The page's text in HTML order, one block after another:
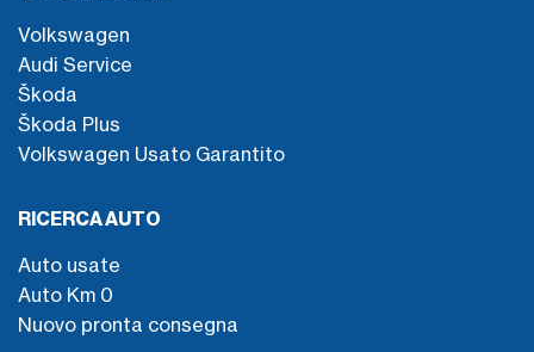
Volkswagen
Audi Service
Škoda
Škoda Plus
Volkswagen Usato Garantito
RICERCA AUTO
Auto usate
Auto Km 0
Nuovo pronta consegna